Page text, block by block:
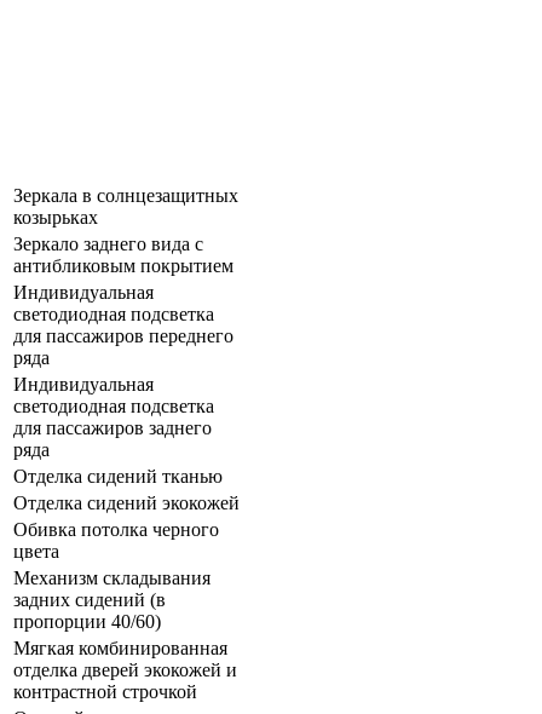
Зеркала в солнцезащитных
козырьках
Зеркало заднего вида с
антибликовым покрытием
Индивидуальная
светодиодная подсветка
для пассажиров переднего
ряда
Индивидуальная
светодиодная подсветка
для пассажиров заднего
ряда
Отделка сидений тканью
Отделка сидений экокожей
Обивка потолка черного
цвета
Механизм складывания
задних сидений (в
пропорции 40/60)
Мягкая комбинированная
отделка дверей экокожей и
контрастной строчкой